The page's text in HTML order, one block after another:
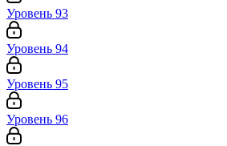
Уровень 93
Уровень 94
Уровень 95
Уровень 96